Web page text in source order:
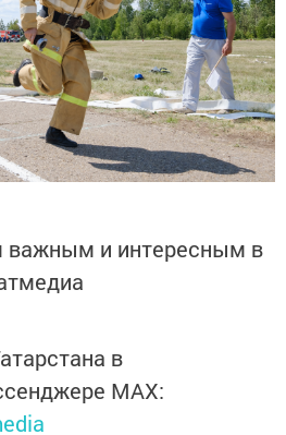
важным и интересным в
в
MАХ: